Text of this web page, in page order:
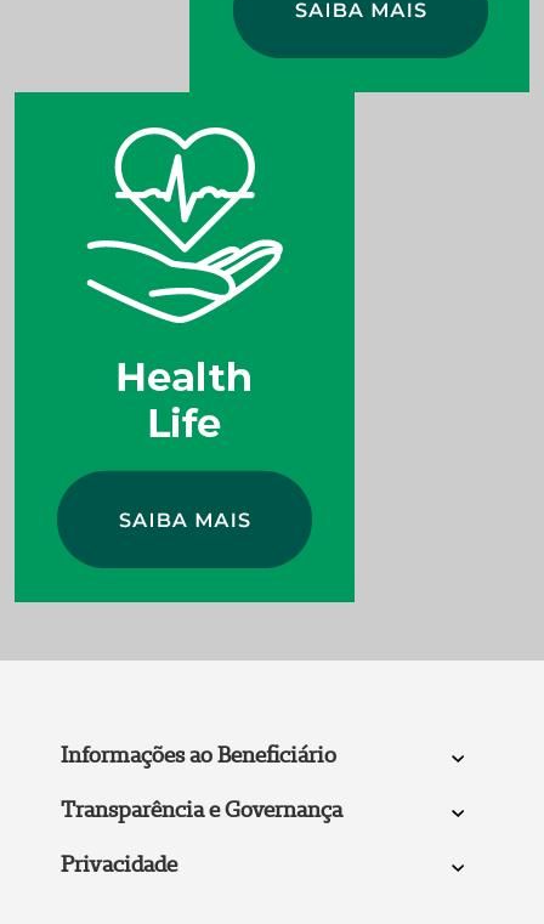
Informações ao Beneficiário
Transparência e Governança
Privacidade